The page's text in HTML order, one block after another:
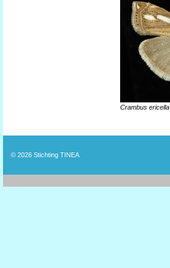
Crambus ericella
© 2026 Stichting TINEA